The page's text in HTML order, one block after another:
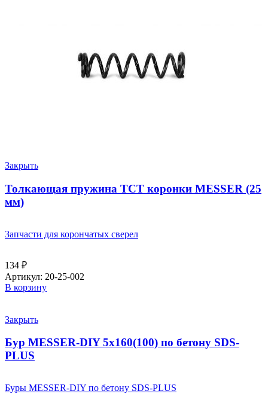
Закрыть
Толкающая пружина ТСТ коронки MESSER (25
мм)
Запчасти для корончатых сверел
134 ₽
Артикул: 20-25-002
В корзину
Закрыть
Бур MESSER-DIY 5х160(100) по бетону SDS-
PLUS
Буры MESSER-DIY по бетону SDS-PLUS